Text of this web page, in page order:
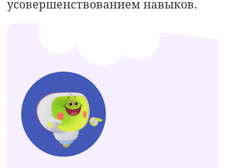
усовершенствованием навыков.